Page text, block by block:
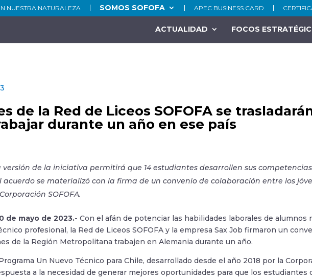
NUESTRA NATURALEZA SOMOS SOFOFA APEC BUSINESS CARD
ACTUALIDAD FOCOS
de la Red de Liceos SOFOFA se
durante un año en ese país
versión de la iniciativa permitirá que 14 estudiantes desarrollen sus
acuerdo se materializó con la firma de un convenio de colaboración entre los
SOFOFA.
de mayo de 2023.- Con el afán de potenciar las habilidades laborales de alumnos
profesional, la Red de Liceos SOFOFA y la empresa Sax Job firmaron un
de la Región Metropolitana trabajen en Alemania durante un año.
Un Nuevo Técnico para Chile, desarrollado desde el año 2018 por la
a la necesidad de generar mejores oportunidades para que los estudiantes